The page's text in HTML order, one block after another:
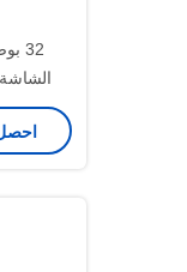
الاستجابة و 178°